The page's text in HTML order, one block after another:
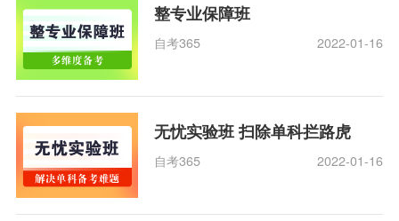
整专业保障班
自考365 2022-01-16
无忧实验班 扫除单科拦路虎
自考365 2022-01-16